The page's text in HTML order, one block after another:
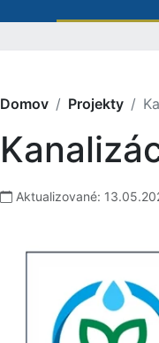
Domov Projekty
Aktualizované: